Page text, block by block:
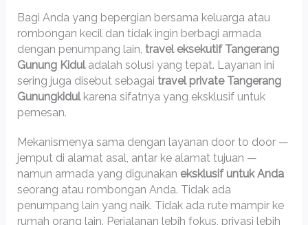
Bagi Anda yang bepergian bersama keluarga atau
rombongan kecil dan tidak ingin berbagi armada
dengan penumpang lain, travel eksekutif Tangerang
Gunung Kiduladalah solusi yang tepat. Layanan ini
sering juga disebut sebagai travel private Tangerang
Gunungkidulkarena sifatnya yang eksklusif untuk
pemesan.
Mekanismenya sama dengan layanan door to door —
jemput di alamat asal, antar ke alamat tujuan —
namun armada yang digunakan eksklusif untuk Anda
seorang atau rombongan Anda. Tidak ada
penumpang lain yang naik. Tidak ada rute mampir ke
rumah orang lain. Perjalanan lebih fokus, privasi lebih